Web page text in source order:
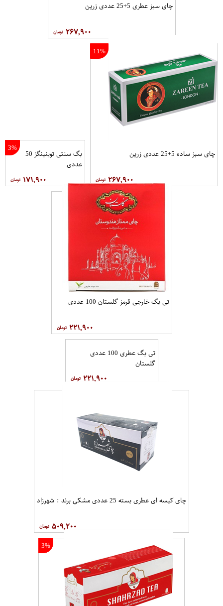
چای سبز عطری 5+25 عددی زرین
۲۶۷,۹۰۰
11%
چای سبز ساده 5+25 عددی زرین
۲۶۷,۹۰۰
3%
بگ سنتی توینینگز 50
عددی
۱۷۱,۹۰۰
تی بگ خارجی قرمز گلستان 100 عددی
۲۲۱,۹۰۰
تی بگ عطری 100 عددی
گلستان
۲۲۱,۹۰۰
چای کیسه ای عطری بسته 25 عددی مشکی برند : شهرزاد
۵۰۹,۲۰۰
3%